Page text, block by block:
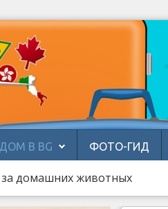
В BG ФОТО-ГИД
за домашних животных